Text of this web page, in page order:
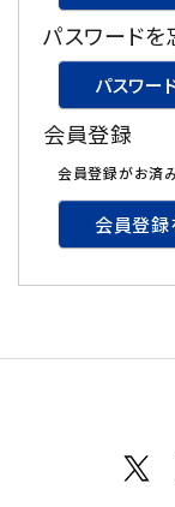
酒類
日用品
ギフト
パスワード
パスワー
会員登録
会員登録がお済
会員登録